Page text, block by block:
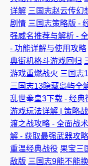
详解 三国志赵云传幻
剧情 三国志策略版 -
强威名推荐与解析 -
- 功能详解与使用攻略
典街机格斗游戏回归
游戏重燃战火 三国志
三国志13隐藏岛屿全
乱世拳皇3下载 - 经
游戏玩法详解 | 策略
渡之战攻略 - 全面战
解 - 获取最强武器攻略
重温经典战役 果宝三
敌版 三国志9能不能